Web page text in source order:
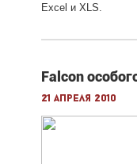
Excel и XLS.
Falcon
21 апреля 2010